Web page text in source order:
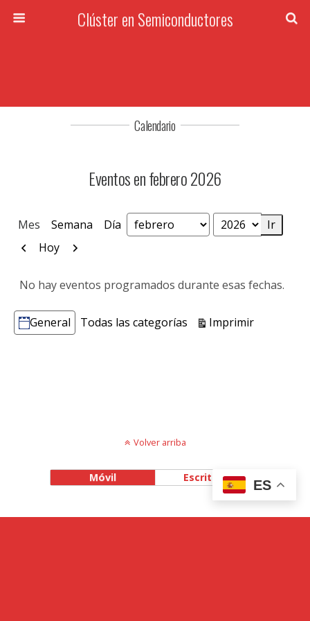
Clúster en Semiconductores
Calendario
Eventos en febrero 2026
Mes Semana Día Mes
Año
Anterior
Hoy Siguiente
No hay eventos programados durante esas fechas.
Categorías
General Todas las categorías ImprimirVistas
Volver arriba
Móvil Escritorio
ES